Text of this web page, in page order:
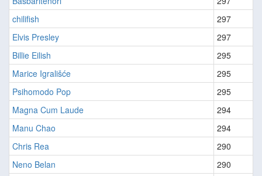
chilifish
297
Elvis Presley
297
Billie Eilish
295
Marice Igrališće
295
Psihomodo Pop
295
Magna Cum Laude
294
Manu Chao
294
Chris Rea
290
Neno Belan
290